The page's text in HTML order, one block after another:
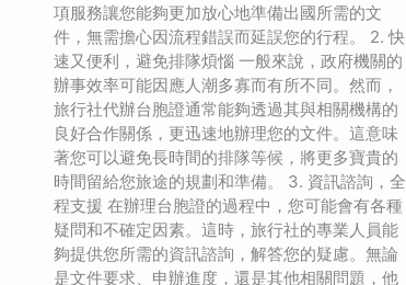
項服務讓您能夠更加放心地準備出國所需的文
件，無需擔心因流程錯誤而延誤您的行程。 2. 快
速又便利，避免排隊煩惱 一般來說，政府機關的
辦事效率可能因應人潮多寡而有所不同。然而，
旅行社代辦台胞證通常能夠透過其與相關機構的
良好合作關係，更迅速地辦理您的文件。這意味
著您可以避免長時間的排隊等候，將更多寶貴的
時間留給您旅途的規劃和準備。 3. 資訊諮詢，全
程支援 在辦理台胞證的過程中，您可能會有各種
疑問和不確定因素。這時，旅行社的專業人員能
夠提供您所需的資訊諮詢，解答您的疑慮。無論
是文件要求、申辦進度，還是其他相關問題，他